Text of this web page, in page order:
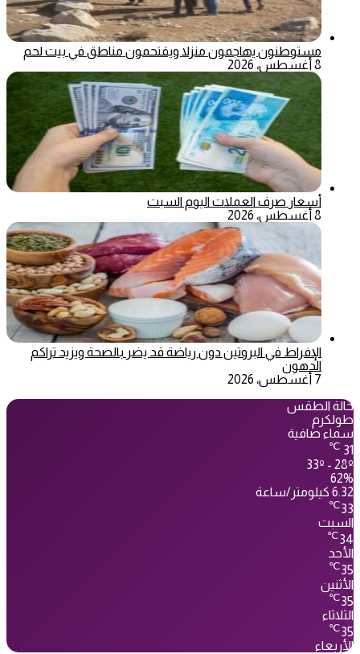
مستوطنون يهاجمون منزلا ويقتحمون مناطق في بيت لحم
8 أغسطس، 2026
أسعار صرف العملات اليوم السبت
8 أغسطس، 2026
الإفراط في البروتين دون رياضة قد يضر بالصحة ويزيد تراكم
الدهون
7 أغسطس، 2026
حالة الطقس
طولكرم
سماء صافية
31
℃
33º - 28º
62%
6.32 كيلومتر/ساعة
33
℃
السبت
34
℃
الأحد
35
℃
الأثنين
35
℃
الثلاثاء
35
℃
الأربعاء